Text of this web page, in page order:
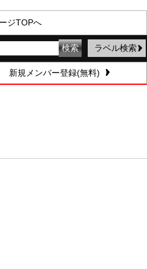
ジTOPへ
ラベル検索
新規メンバー登録(無料)